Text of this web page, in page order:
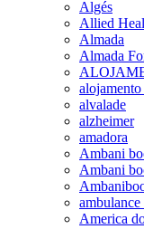
Algés
Allied
Almada
Almada
alvalade
alzheimer
amadora
Ambani
Ambani
ambulance
America